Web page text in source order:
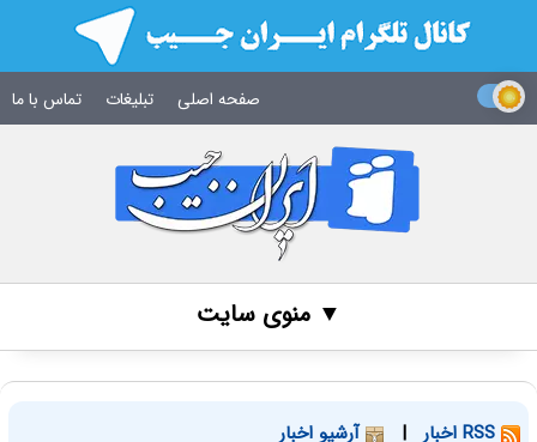
صفحه اصلی تبلیغات تماس با ما
▼ منوی سایت
| آرشیو اخبار